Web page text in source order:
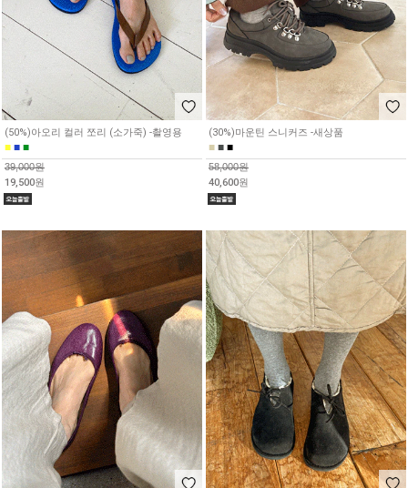
(50%)아오리 컬러 쪼리 (소가죽) -촬영용
■ ■ ■
39,000원
19,500원
(30%)마운틴 스니커즈 -새상품
■ ■ ■
58,000원
40,600원